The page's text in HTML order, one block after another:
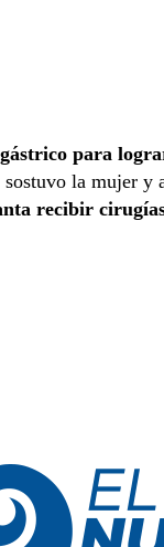
para
sostuvo la mujer y
recibir